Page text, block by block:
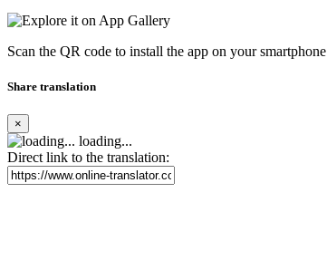
Scan the QR code to install the app on your smartphone
Share translation
×
loading...
Direct link to the translation: